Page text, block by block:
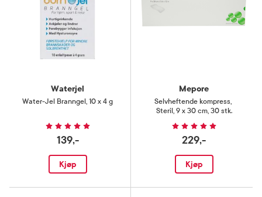
Waterjel
Water-Jel Branngel , 10 x 4 g
139,-
Kjøp
Mepore
Selvheftende kompress,
Steril, 9 x 30 cm, 30 stk.
229,-
Kjøp